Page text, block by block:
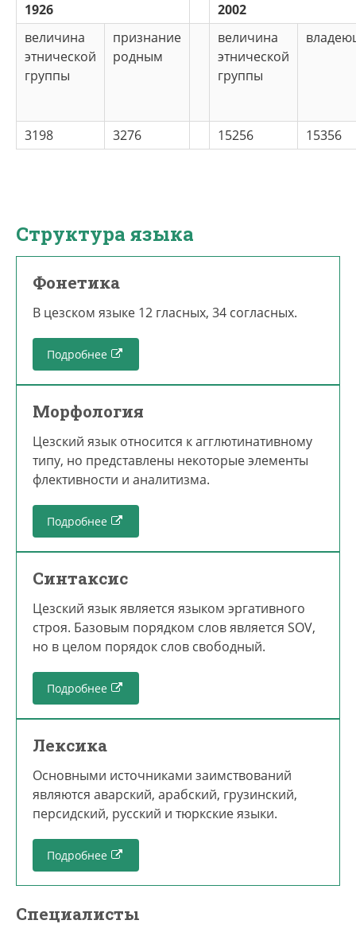
1926
2002
величина
этнической
группы
признание
родным
величина
этнической
группы
3198 3276 15256 15356
Структура языка
Фонетика
В цезском языке 12 гласных, 34 согласных.
Подробнее
Морфология
Цезский язык отно­сится к агглютинативному
типу, но представлены некоторые элементы
флективности и анали­тизма.
Подробнее
Синтаксис
Цезский язык является языком эргативного
строя. Базовым порядком слов является SOV,
но в целом порядок слов свободный.
Подробнее
Лексика
Основными источниками заимствований
являются аварский, арабский, грузинский,
персидский, русский и тюркские языки.
Подробнее
Специалисты